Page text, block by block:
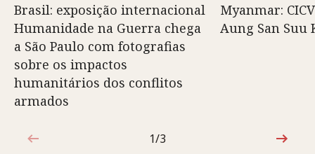
Brasil: exposição internacional
Humanidade na Guerra chega
a São Paulo com fotografias
sobre os impactos
humanitários dos conflitos
armados
Myanmar:
Aung San Suu
1 de 3
1/3